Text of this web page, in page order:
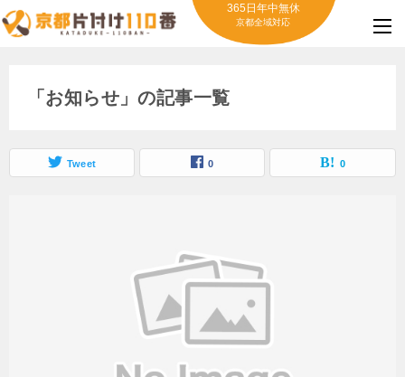
365日年中無休
京都全域対応
「お知らせ」の記事一覧
Tweet 0 0